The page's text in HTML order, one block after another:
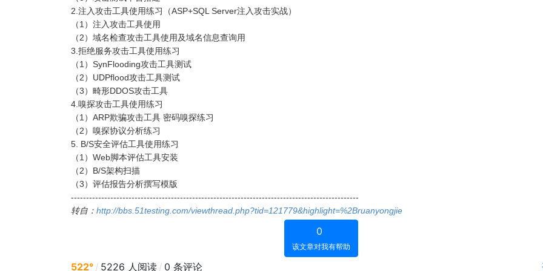
2.注入攻击工具使用练习（ASP+SQL Server注入攻击实战）
（1）注入攻击工具使用
（2）域名检查攻击工具使用及域名信息查询用
3.拒绝服务攻击工具使用练习
（1）SynFlooding攻击工具测试
（2）UDPflood攻击工具测试
（3）畸形DDOS攻击工具
4.嗅探攻击工具使用练习
（1）ARP欺骗攻击工具 密码嗅探练习
（2）嗅探协议分析练习
5. B/S安全评估工具使用练习
（1）Web脚本评估工具安装
（2）B/S架构扫描
（3）评估报告分析撰写模版
-----------------------------------------------------------------------------------------------
转自： http://bbs.51testing.com/viewthread.php?tid=121779&highlight=%2Bruanyongjie
0
该文章对我有帮助
522° / 5226 人阅读 / 0 条评论